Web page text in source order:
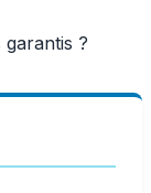
?